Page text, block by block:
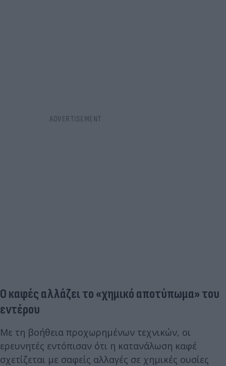
Ο καφές αλλάζει το «χημικό αποτύπωμα» του
εντέρου
Με τη βοήθεια προχωρημένων τεχνικών, οι
ερευνητές εντόπισαν ότι η κατανάλωση καφέ
σχετίζεται με σαφείς αλλαγές σε χημικές ουσίες